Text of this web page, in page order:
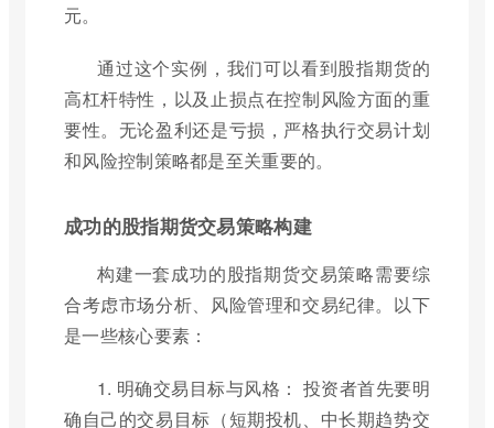
元。
通过这个实例，我们可以看到股指期货的
高杠杆特性，以及止损点在控制风险方面的重
要性。无论盈利还是亏损，严格执行交易计划
和风险控制策略都是至关重要的。
成功的股指期货交易策略构建
构建一套成功的股指期货交易策略需要综
合考虑市场分析、风险管理和交易纪律。以下
是一些核心要素：
1. 明确交易目标与风格： 投资者首先要明
确自己的交易目标（短期投机、中长期趋势交